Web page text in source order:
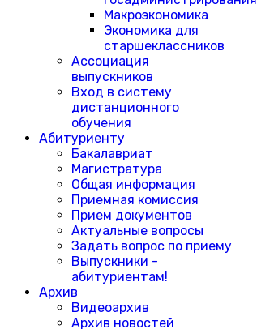
Макроэкономика
Экономика для
старшеклассников
Ассоциация
выпускников
Вход в систему
дистанционного
обучения
Абитуриенту
Бакалавриат
Магистратура
Общая информация
Приемная комиссия
Прием документов
Актуальные вопросы
Задать вопрос по приему
Выпускники -
абитуриентам!
Архив
Видеоархив
Архив новостей